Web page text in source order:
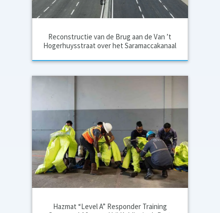
Reconstructie van de Brug aan de Van ’t
Hogerhuysstraat over het Saramaccakanaal
Hazmat “Level A” Responder Training